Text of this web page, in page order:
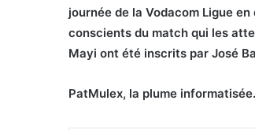
journée de la Vodacom Ligue
conscients du match qui les
Mayi ont été inscrits par José
PatMulex, la plume informatisée.